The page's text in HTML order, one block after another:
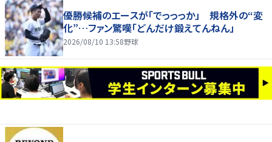
優勝候補のエースが「でっっっか」 規格外の“変
化”…ファン驚嘆「どんだけ鍛えてんねん」
2026/08/10 13:58野球